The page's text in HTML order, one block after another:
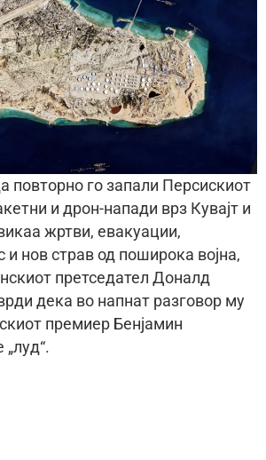
повторно го запали Персискиот
и дрон-напади врз Кувајт и
жртви, евакуации,
и нов страв од поширока војна,
претседател Доналд
дека во напнат разговор му
премиер Бенјамин
„луд“.